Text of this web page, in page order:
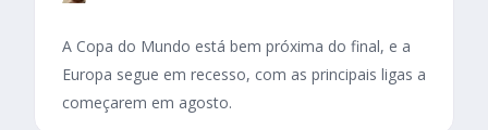
A Copa do Mundo está bem próxima do final, e a
Europa segue em recesso, com as principais ligas a
começarem em agosto.